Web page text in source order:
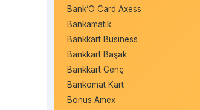
Bank’O Card Axess
Bankamatik
Bankkart Business
Bankkart Başak
Bankkart Genç
Bankomat Kart
Bonus Amex